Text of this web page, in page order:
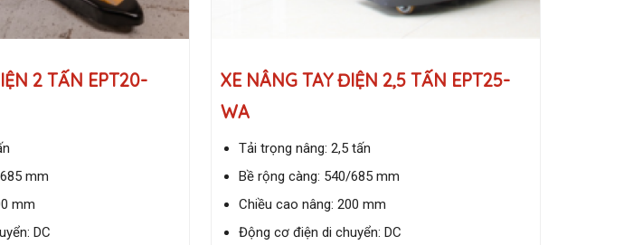
2 TẤN EPT20-
mm
mm
DC
XE NÂNG TAY ĐIỆN 2,5 TẤN EPT25-
WA
Tải trọng nâng: 2,5 tấn
Bề rộng càng: 540/685 mm
Chiều cao nâng: 200 mm
Động cơ điện di chuyển: DC